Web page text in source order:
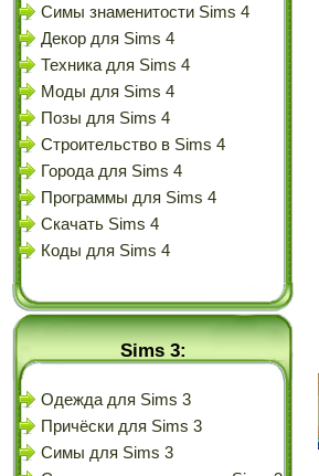
Симы знаменитости Sims 4
Декор для Sims 4
Техника для Sims 4
Моды для Sims 4
Позы для Sims 4
Строительство в Sims 4
Города для Sims 4
Программы для Sims 4
Скачать Sims 4
Коды для Sims 4
Sims 3:
Одежда для Sims 3
Причёски для Sims 3
Симы для Sims 3